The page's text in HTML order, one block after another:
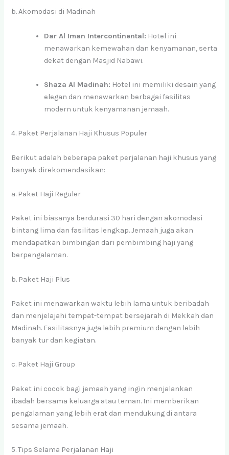
b. Akomodasi di Madinah
Dar Al Iman Intercontinental: Hotel ini
menawarkan kemewahan dan kenyamanan, serta
dekat dengan Masjid Nabawi.
Shaza Al Madinah: Hotel ini memiliki desain yang
elegan dan menawarkan berbagai fasilitas
modern untuk kenyamanan jemaah.
4. Paket Perjalanan Haji Khusus Populer
Berikut adalah beberapa paket perjalanan haji khusus yang
banyak direkomendasikan:
a. Paket Haji Reguler
Paket ini biasanya berdurasi 30 hari dengan akomodasi
bintang lima dan fasilitas lengkap. Jemaah juga akan
mendapatkan bimbingan dari pembimbing haji yang
berpengalaman.
b. Paket Haji Plus
Paket ini menawarkan waktu lebih lama untuk beribadah
dan menjelajahi tempat-tempat bersejarah di Mekkah dan
Madinah. Fasilitasnya juga lebih premium dengan lebih
banyak tur dan kegiatan.
c. Paket Haji Group
Paket ini cocok bagi jemaah yang ingin menjalankan
ibadah bersama keluarga atau teman. Ini memberikan
pengalaman yang lebih erat dan mendukung di antara
sesama jemaah.
5. Tips Selama Perjalanan Haji